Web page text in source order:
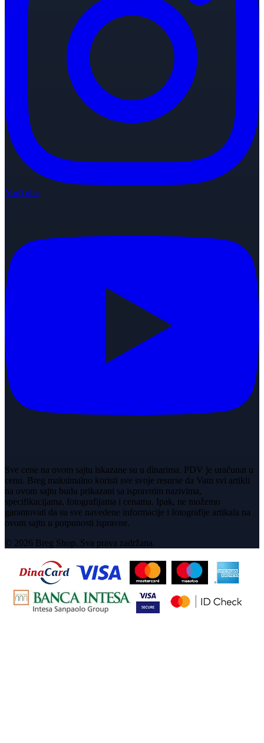
YouTube
Sve cene na ovom sajtu iskazane su u dinarima. PDV je uračunat u
cenu. Breg maksimalno koristi sve svoje resurse da Vam svi artikli
na ovom sajtu budu prikazani sa ispravnim nazivima,
specifikacijama, fotografijama i cenama. Ipak, ne možemo
garantovati da su sve navedene informacije i fotografije artikala na
ovom sajtu u potpunosti ispravne.
© 2026 Breg Shop. Sva prava zadržana.